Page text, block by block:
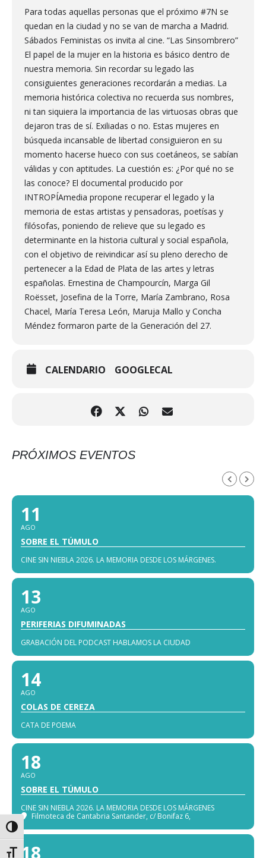
Alternar alto contraste
Alternar tamaño de letra
Para todas aquellas personas que el próximo #7N se
quedan en la ciudad y no se van de marcha a Madrid.
Sábados Feministas os invita al cine. “Las Sinsombrero”
El papel de la mujer en la historia es básico dentro de
nuestra memoria. Sin recordar su legado las
consiguientes generaciones recordarán a medias. La
memoria histórica colectiva no recuerda sus nombres,
ni tan siquiera la importancia de las virtuosas obras que
dejaron tras de sí. Exiliadas o no. Estas mujeres en
búsqueda incansable de libertad consiguieron en su
momento hacerse hueco con sus coetáneos, se sabían
válidas y con aptitudes. La cuestión es: ¿Por qué no se
las conoce? El documental producido por
INTROPÍAmedia propone recuperar el legado y la
memoria de estas artistas y pensadoras, poetísas y
filósofas, poniendo de relieve que su legado es
determinante en la historia cultural y social española,
con el objetivo de reivindicar así su pleno derecho de
pertenecer a la Edad de Plata de las artes y letras
españolas. Ernestina de Champourcín, Marga Gil
Roësset, Josefina de la Torre, María Zambrano, Rosa
Chacel, María Teresa León, Maruja Mallo y Concha
Méndez formaron parte de la Generación del 27.
CALENDARIO GOOGLECAL
PRÓXIMOS EVENTOS
11
AGO
SOBRE EL TÚMULO
CINE SIN NIEBLA 2026. LA MEMORIA DESDE LOS MÁRGENES.
13
AGO
PERIFERIAS DIFUMINADAS
GRABACIÓN DEL PODCAST HABLAMOS LA CIUDAD
14
AGO
COLAS DE CEREZA
CATA DE POEMA
18
AGO
SOBRE EL TÚMULO
CINE SIN NIEBLA 2026. LA MEMORIA DESDE LOS MÁRGENES
Filmoteca de Cantabria Santander, c/ Bonifaz 6,
18